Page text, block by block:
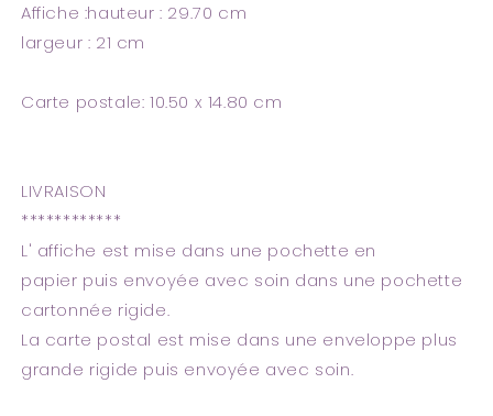
Affiche :hauteur : 29.70 cm
largeur : 21 cm
Carte postale: 10.50 x 14.80 cm
LIVRAISON
************
L' affiche est mise dans une pochette en
papier puis envoyée avec soin dans une pochette
cartonnée rigide.
La carte postal est mise dans une enveloppe plus
grande rigide puis envoyée avec soin.